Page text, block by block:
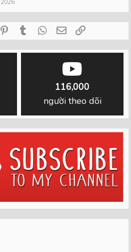
PinterestTumblrWhatsApp
Email
116,000
người theo dõi